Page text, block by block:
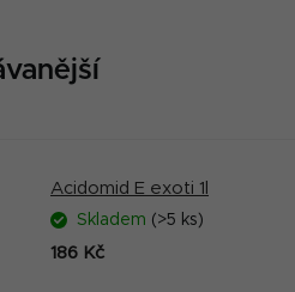
Acidomid E exoti 1l
Skladem (>5 ks)
186 Kč